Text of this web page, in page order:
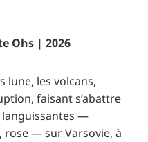
Ohs | 2026
lune, les volcans,
faisant s’abattre
languissantes —
rose — sur Varsovie, à